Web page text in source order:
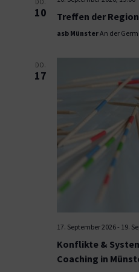
DO.
10 Treffen der
asb MünsterAn der
DO.
17
17. September 2026- 19.
Konflikte &
Coaching in